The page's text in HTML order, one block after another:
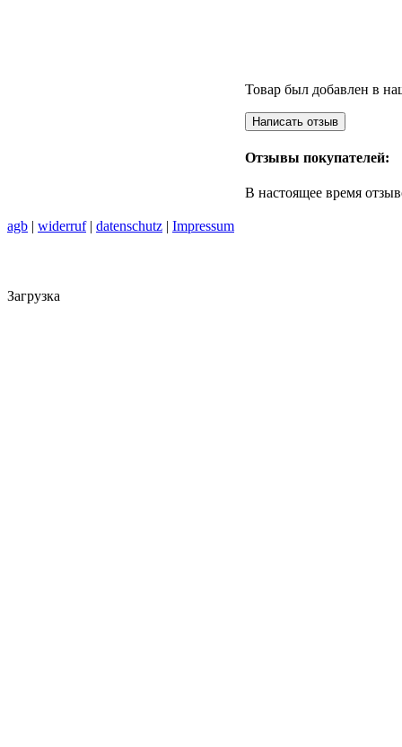
Товар был добавлен в
Отзывы покупателей:
В настоящее время
agb | widerruf| datenschutz | Impressum
Загрузка